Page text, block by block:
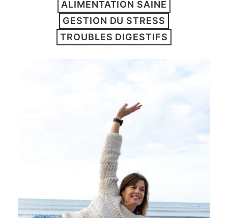
ARTICLES
YOGA
faire le quiz
ALIMENTATION SAINE
GESTION DU STRESS
TROUBLES DIGESTIFS